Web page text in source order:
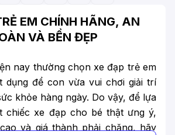
EM CHÍNH HÃNG, AN
VÀ BỀN ĐẸP
nay thường chọn xe đạp trẻ em
dụng để con vừa vui chơi giải trí
khỏe hàng ngày. Do vậy, để lựa
chiếc xe đạp cho bé thật ưng ý,
và giá thành phải chăng, hãy